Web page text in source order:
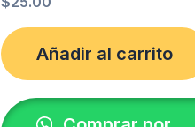
Añadir al carrito